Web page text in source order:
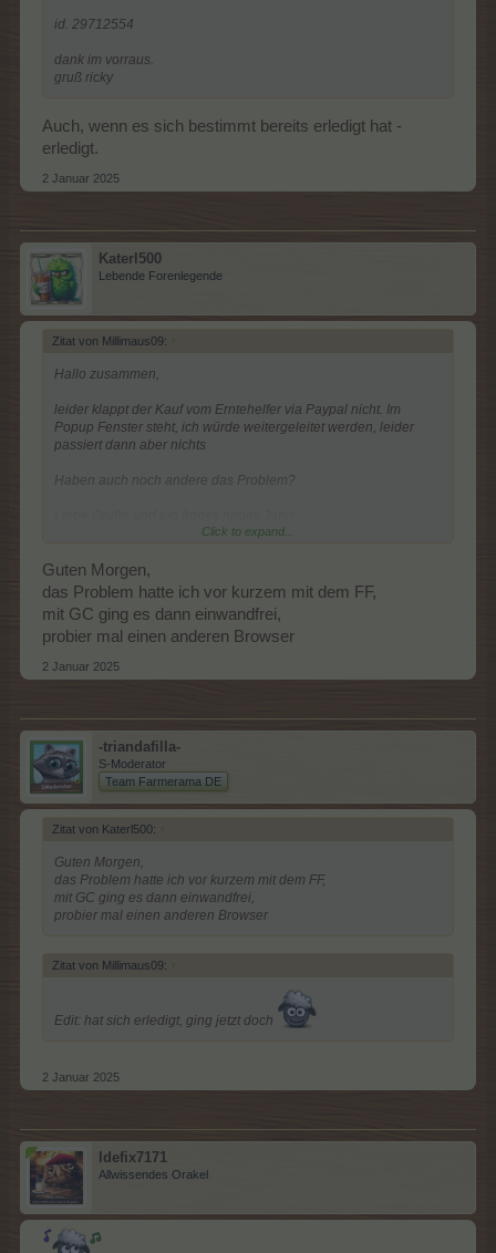
id. 29712554
dank im vorraus.
gruß ricky
Auch, wenn es sich bestimmt bereits erledigt hat -
erledigt.
2 Januar 2025
Katerl500
Lebende Forenlegende
Zitat von Millimaus09: ↑
Hallo zusammen,
leider klappt der Kauf vom Erntehelfer via Paypal nicht. Im
Popup Fenster steht, ich würde weitergeleitet werden, leider
passiert dann aber nichts
Haben auch noch andere das Problem?
Edit: hat sich erledigt, ging jetzt doch
Click to expand...
Guten Morgen,
das Problem hatte ich vor kurzem mit dem FF,
mit GC ging es dann einwandfrei,
probier mal einen anderen Browser
2 Januar 2025
-triandafilla-
S-Moderator
Team Farmerama DE
Zitat von Katerl500: ↑
Guten Morgen,
das Problem hatte ich vor kurzem mit dem FF,
mit GC ging es dann einwandfrei,
probier mal einen anderen Browser
Zitat von Millimaus09: ↑
Edit: hat sich erledigt, ging jetzt doch
2 Januar 2025
Idefix7171
Allwissendes Orakel